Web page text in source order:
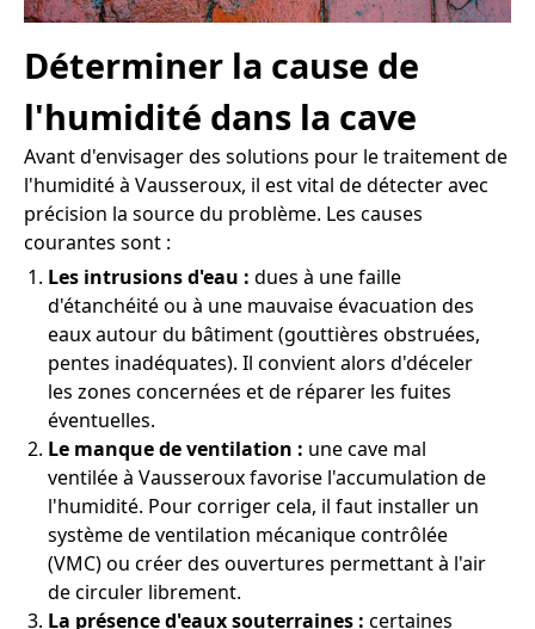
Déterminer la cause de
l'humidité dans la cave
Avant d'envisager des solutions pour le traitement de
l'humidité à Vausseroux, il est vital de détecter avec
précision la source du problème. Les causes
courantes sont :
Les intrusions d'eau : dues à une faille
d'étanchéité ou à une mauvaise évacuation des
eaux autour du bâtiment (gouttières obstruées,
pentes inadéquates). Il convient alors d'déceler
les zones concernées et de réparer les fuites
éventuelles.
Le manque de ventilation : une cave mal
ventilée à Vausseroux favorise l'accumulation de
l'humidité. Pour corriger cela, il faut installer un
système de ventilation mécanique contrôlée
(VMC) ou créer des ouvertures permettant à l'air
de circuler librement.
La présence d'eaux souterraines : certaines